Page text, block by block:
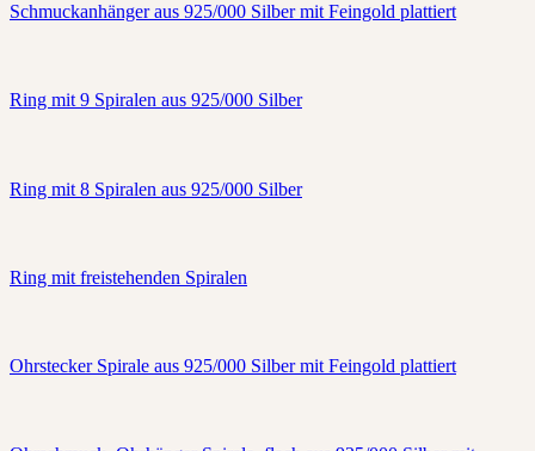
Schmuckanhänger aus 925/000 Silber mit Feingold plattiert
Ring mit 9 Spiralen aus 925/000 Silber
Ring mit 8 Spiralen aus 925/000 Silber
Ring mit freistehenden Spiralen
Ohrstecker Spirale aus 925/000 Silber mit Feingold plattiert